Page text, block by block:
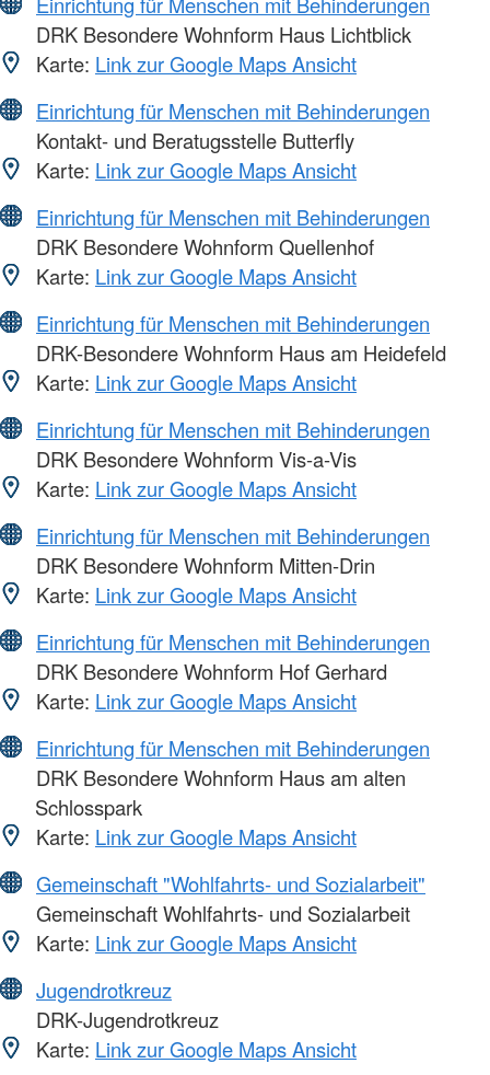
DRK Besondere Wohnform Haus Lichtblick
Karte: Link zur Google Maps Ansicht
Einrichtung für Menschen mit Behinderungen
Kontakt- und Beratugsstelle Butterfly
Karte: Link zur Google Maps Ansicht
Einrichtung für Menschen mit Behinderungen
DRK Besondere Wohnform Quellenhof
Karte: Link zur Google Maps Ansicht
Einrichtung für Menschen mit Behinderungen
DRK-Besondere Wohnform Haus am Heidefeld
Karte: Link zur Google Maps Ansicht
Einrichtung für Menschen mit Behinderungen
DRK Besondere Wohnform Vis-a-Vis
Karte: Link zur Google Maps Ansicht
Einrichtung für Menschen mit Behinderungen
DRK Besondere Wohnform Mitten-Drin
Karte: Link zur Google Maps Ansicht
Einrichtung für Menschen mit Behinderungen
DRK Besondere Wohnform Hof Gerhard
Karte: Link zur Google Maps Ansicht
Einrichtung für Menschen mit Behinderungen
DRK Besondere Wohnform Haus am alten
Schlosspark
Karte: Link zur Google Maps Ansicht
Gemeinschaft "Wohlfahrts- und Sozialarbeit"
Gemeinschaft Wohlfahrts- und Sozialarbeit
Karte: Link zur Google Maps Ansicht
Jugendrotkreuz
DRK-Jugendrotkreuz
Karte: Link zur Google Maps Ansicht